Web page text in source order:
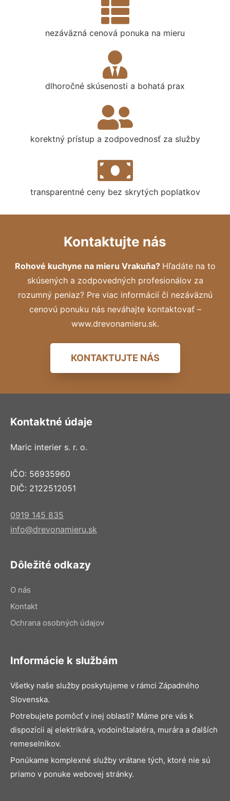
nezáväzná cenová ponuka na mieru
dlhoročné skúsenosti a bohatá prax
korektný prístup a zodpovednosť za služby
transparentné ceny bez skrytých poplatkov
Kontaktujte nás
Rohové kuchyne na mieru Vrakuňa? Hľadáte na to
skúsených a zodpovedných profesionálov za
rozumný peniaz? Pre viac informácií či nezáväznú
cenovú ponuku nás neváhajte kontaktovať –
www.drevonamieru.sk.
KONTAKTUJTE NÁS
Kontaktné údaje
Maric interier s. r. o.
IČO: 56935960
DIČ: 2122512051
0919 145 835
info@drevonamieru.sk
Dôležité odkazy
O nás
Kontakt
Ochrana osobných údajov
Informácie k službám
Všetky naše služby poskytujeme v rámci Západného
Slovenska.
Potrebujete pomôcť v inej oblasti? Máme pre vás k
dispozícii aj elektrikára, vodoinštalatéra, murára a ďalších
remeselníkov.
Ponúkame komplexné služby vrátane tých, ktoré nie sú
priamo v ponuke webovej stránky.